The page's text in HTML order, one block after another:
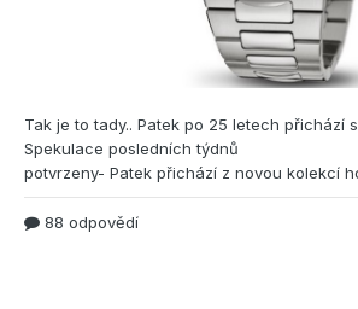
Tak je to tady.. Patek po 25 letech přichází s
Spekulace posledních týdnů
88 odpovědí